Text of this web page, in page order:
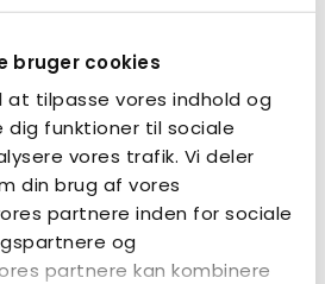
bruger cookies
at tilpasse vores indhold og
dig funktioner til sociale
vores trafik. Vi deler
din brug af vores
partnere inden for sociale
og
partnere kan kombinere